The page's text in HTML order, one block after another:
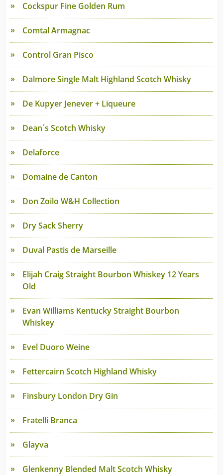
Cockspur Fine Golden Rum
Comtal Armagnac
Control Gran Pisco
Dalmore Single Malt Highland Scotch Whisky
De Kupyer Jenever + Liqueure
Dean´s Scotch Whisky
Delaforce
Domaine de Canton
Don Zoilo W&H Collection
Dry Sack Sherry
Duval Pastis de Marseille
Elijah Craig Straight Bourbon Whiskey 12 Years
Old
Evan Williams Kentucky Straight Bourbon
Whiskey
Evel Duoro Weine
Fettercairn Scotch Highland Whisky
Finsbury London Dry Gin
Fratelli Branca
Glayva
Glenkenny Blended Malt Scotch Whisky